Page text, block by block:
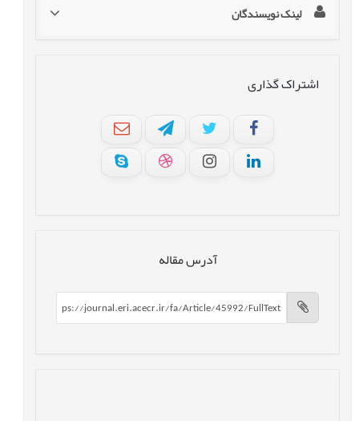
لینک نویسندگان
اشتراک گذاری
آدرس مقاله